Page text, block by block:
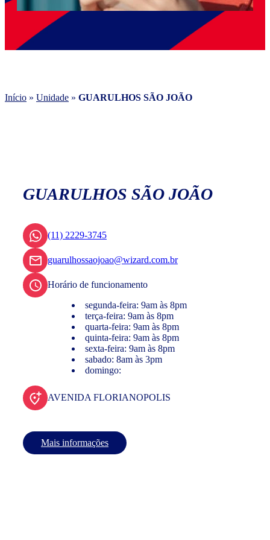
Início » Unidade » GUARULHOS SÃO JOÃO
GUARULHOS SÃO JOÃO
(11) 2229-3745
guarulhossaojoao@wizard.com.br
Horário de funcionamento
segunda-feira: 9am às 8pm
terça-feira: 9am às 8pm
quarta-feira: 9am às 8pm
quinta-feira: 9am às 8pm
sexta-feira: 9am às 8pm
sabado: 8am às 3pm
domingo:
AVENIDA FLORIANOPOLIS
Mais informações